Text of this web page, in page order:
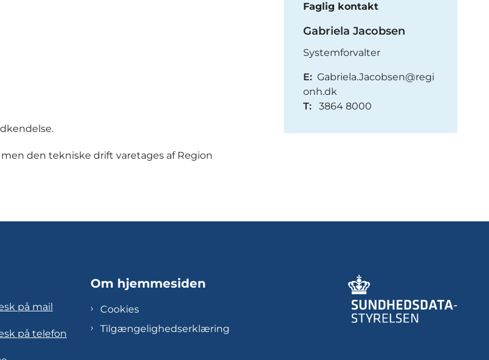
den tekniske drift varetages af Region
Faglig kontakt
Gabriela Jacobsen
Systemforvalter
E: Gabriela.Jacobsen@regi
onh.dk
T:
3864 8000
på mail
på telefon
Om hjemmesiden
Cookies
Tilgængelighedserklæring